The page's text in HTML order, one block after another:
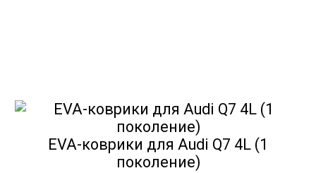
EVA-коврики для Audi Q7 4L (1
поколение)